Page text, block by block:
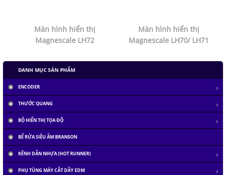
Màn hình hiển thị
Magnescale LH72
Màn hình hiển thị
Magnescale LH70/ LH71
DANH MỤC SẢN PHẨM
ENCODER
THƯỚC QUANG
BỘ HIỂN THỊ TỌA ĐỘ
BỂ RỬA SIÊU ÂM BRANSON
KÊNH DẪN NHỰA (HOT RUNNER)
PHỤ TÙNG MÁY CẮT DÂY EDM